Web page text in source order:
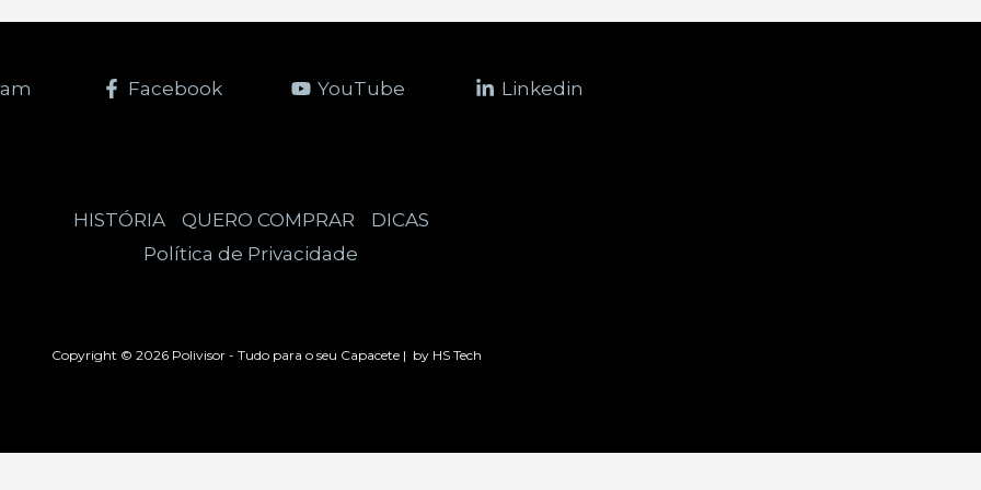
Facebook YouTube Linkedin
HISTÓRIA QUERO COMPRAR
DICAS
Política de Privacidade
Copyright © 2026 Polivisor - Tudo para o seu Capacete | by HS Tech